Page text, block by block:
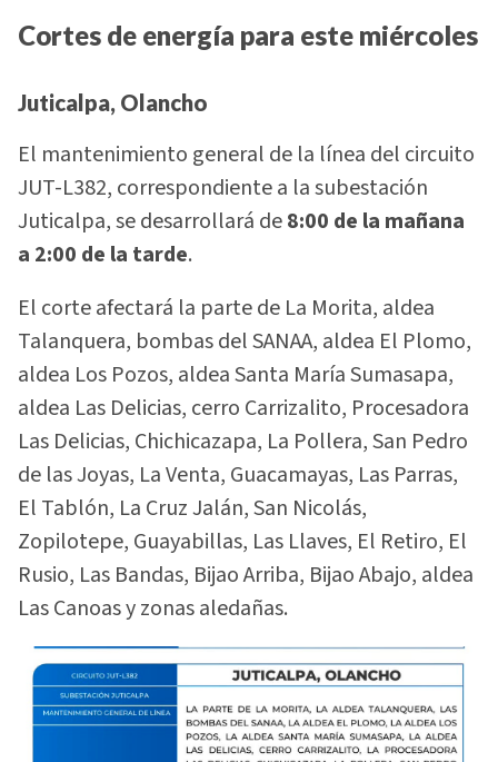
Cortes de energía para este miércoles
Juticalpa, Olancho
El mantenimiento general de la línea del circuito
JUT-L382, correspondiente a la subestación
Juticalpa, se desarrollará de8:00 de la mañana
a 2:00 de la tarde.
El corte afectará la parte de La Morita, aldea
Talanquera, bombas del SANAA, aldea El Plomo,
aldea Los Pozos, aldea Santa María Sumasapa,
aldea Las Delicias, cerro Carrizalito, Procesadora
Las Delicias, Chichicazapa, La Pollera, San Pedro
de las Joyas, La Venta, Guacamayas, Las Parras,
El Tablón, La Cruz Jalán, San Nicolás,
Zopilotepe, Guayabillas, Las Llaves, El Retiro, El
Rusio, Las Bandas, Bijao Arriba, Bijao Abajo, aldea
Las Canoas y zonas aledañas.